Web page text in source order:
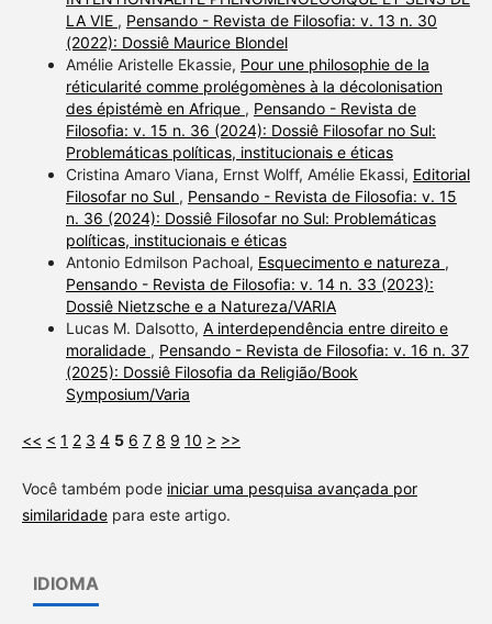
LA VIE , Pensando - Revista de Filosofia: v. 13 n. 30
(2022): Dossiê Maurice Blondel
Amélie Aristelle Ekassie, Pour une philosophie de la
réticularité comme prolégomènes à la décolonisation
des épistémè en Afrique , Pensando - Revista de
Filosofia: v. 15 n. 36 (2024): Dossiê Filosofar no Sul:
Problemáticas políticas, institucionais e éticas
Cristina Amaro Viana, Ernst Wolff, Amélie Ekassi, Editorial
Filosofar no Sul , Pensando - Revista de Filosofia: v. 15
n. 36 (2024): Dossiê Filosofar no Sul: Problemáticas
políticas, institucionais e éticas
Antonio Edmilson Pachoal, Esquecimento e natureza ,
Pensando - Revista de Filosofia: v. 14 n. 33 (2023):
Dossiê Nietzsche e a Natureza/VARIA
Lucas M. Dalsotto, A interdependência entre direito e
moralidade , Pensando - Revista de Filosofia: v. 16 n. 37
(2025): Dossiê Filosofia da Religião/Book
Symposium/Varia
<< < 1 2 3 4 5 6 7 8 9 10 > >>
Você também pode iniciar uma pesquisa avançada por
similaridadepara este artigo.
IDIOMA